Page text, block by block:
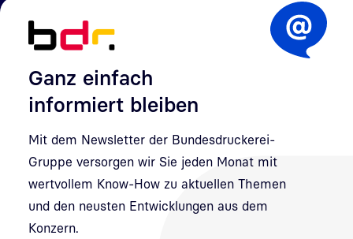
Ganz einfach
informiert bleiben
Mit dem Newsletter der Bundesdruckerei-
Gruppe versorgen wir Sie jeden Monat mit
wertvollem Know-How zu aktuellen Themen
und den neusten Entwicklungen aus dem
Konzern.